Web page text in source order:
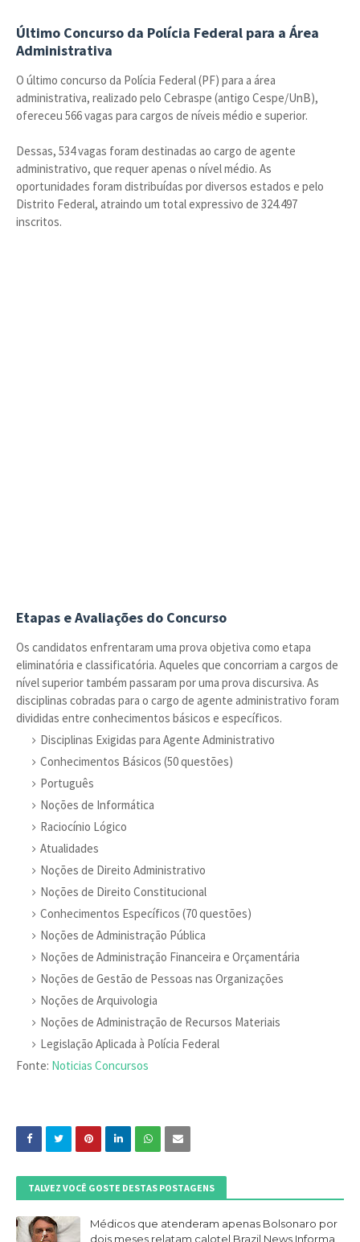
Último Concurso da Polícia Federal para a Área
Administrativa
O último concurso da Polícia Federal (PF) para a área
administrativa, realizado pelo Cebraspe (antigo Cespe/UnB),
ofereceu 566 vagas para cargos de níveis médio e superior.
Dessas, 534 vagas foram destinadas ao cargo de agente
administrativo, que requer apenas o nível médio. As
oportunidades foram distribuídas por diversos estados e pelo
Distrito Federal, atraindo um total expressivo de 324.497
inscritos.
Etapas e Avaliações do Concurso
Os candidatos enfrentaram uma prova objetiva como etapa
eliminatória e classificatória. Aqueles que concorriam a cargos de
nível superior também passaram por uma prova discursiva. As
disciplinas cobradas para o cargo de agente administrativo foram
divididas entre conhecimentos básicos e específicos.
Disciplinas Exigidas para Agente Administrativo
Conhecimentos Básicos (50 questões)
Português
Noções de Informática
Raciocínio Lógico
Atualidades
Noções de Direito Administrativo
Noções de Direito Constitucional
Conhecimentos Específicos (70 questões)
Noções de Administração Pública
Noções de Administração Financeira e Orçamentária
Noções de Gestão de Pessoas nas Organizações
Noções de Arquivologia
Noções de Administração de Recursos Materiais
Legislação Aplicada à Polícia Federal
Fonte: Noticias Concursos
TALVEZ VOCÊ GOSTE DESTAS POSTAGENS
Médicos que atenderam apenas Bolsonaro por
dois meses relatam calote| Brazil News Informa